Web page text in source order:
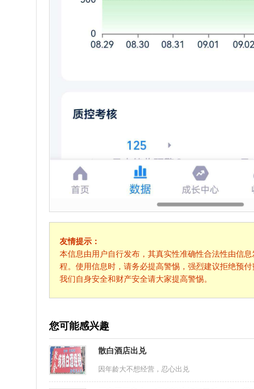
友情提示：
本信息由用户自行发布，其真实性准确性合法性由信
程。使用信息时，请务必提高警惕，强烈建议拒绝预
我们自身安全和财产安全请大家提高警惕。
您可能感兴趣
散白酒店出兑
因年龄大不想经营，忍心出兑